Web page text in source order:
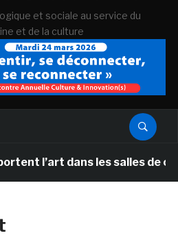
et sociale au service du
et de la culture
dans les salles de classe des